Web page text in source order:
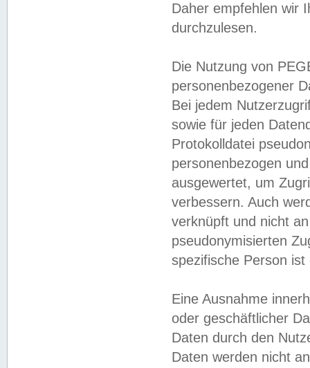
Daher empfehlen wir
durchzulesen.
Die Nutzung von
personenbezogener
Bei jedem
sowie für jeden
Protokolldatei
personenbezogen
ausgewertet, um
verbessern. Auch
verknüpft und nicht
pseudonymisierten
spezifische Person
Eine Ausnahme
oder geschäftlicher
Daten durch den
Daten werden nicht